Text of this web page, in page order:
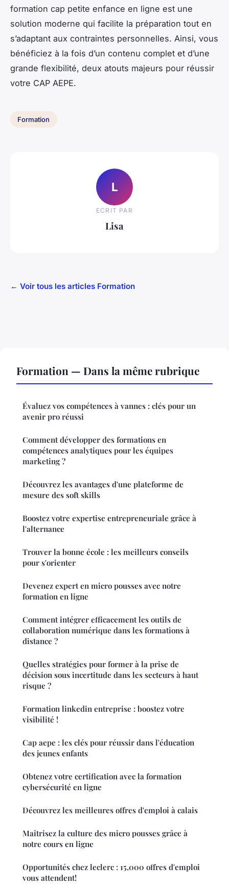
formation cap petite enfance en ligne est une
solution moderne qui facilite la préparation tout en
s’adaptant aux contraintes personnelles. Ainsi, vous
bénéficiez à la fois d’un contenu complet et d’une
grande flexibilité, deux atouts majeurs pour réussir
votre CAP AEPE.
Formation
L
ECRIT PAR
Lisa
← Voir tous les articles Formation
Formation — Dans la même rubrique
Évaluez vos compétences à vannes : clés pour un
avenir pro réussi
Comment développer des formations en
compétences analytiques pour les équipes
marketing ?
Découvrez les avantages d'une plateforme de
mesure des soft skills
Boostez votre expertise entrepreneuriale grâce à
l'alternance
Trouver la bonne école : les meilleurs conseils
pour s'orienter
Devenez expert en micro pousses avec notre
formation en ligne
Comment intégrer efficacement les outils de
collaboration numérique dans les formations à
distance ?
Quelles stratégies pour former à la prise de
décision sous incertitude dans les secteurs à haut
risque ?
Formation linkedin entreprise : boostez votre
visibilité !
Cap aepe : les clés pour réussir dans l'éducation
des jeunes enfants
Obtenez votre certification avec la formation
cybersécurité en ligne
Découvrez les meilleures offres d'emploi à calais
Maîtrisez la culture des micro pousses grâce à
notre cours en ligne
Opportunités chez leclerc : 15,000 offres d'emploi
vous attendent!